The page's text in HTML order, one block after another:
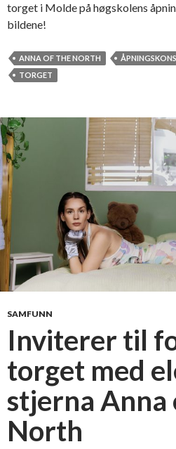
torget i Molde på høgskolens
bildene!
ANNA OF THE NORTH
TORGET
SAMFUNN
Inviterer til
torget med
stjerna Anna
North